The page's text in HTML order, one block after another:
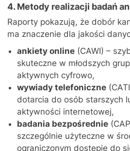
4. Metody realizacji badań
Raporty pokazują, że dobór
ma znaczenie dla jakości
ankiety online (CAWI) –
skuteczne w młodszych
aktywnych cyfrowo,
wywiady telefoniczne
dotarcia do osób starszych
aktywności internetowej,
badania bezpośrednie
szczególnie użyteczne w
ograniczonym dostępie do